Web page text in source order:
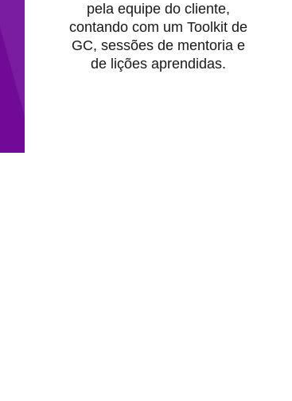
pela equipe do cliente,
contando com um Toolkit de
GC, sessões de mentoria e
de lições aprendidas.